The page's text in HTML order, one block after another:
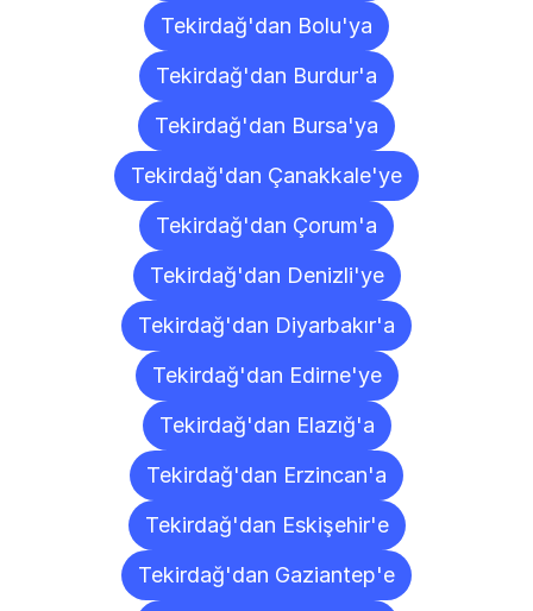
Tekirdağ'dan Bolu'ya
Tekirdağ'dan Burdur'a
Tekirdağ'dan Bursa'ya
Tekirdağ'dan Çanakkale'ye
Tekirdağ'dan Çorum'a
Tekirdağ'dan Denizli'ye
Tekirdağ'dan Diyarbakır'a
Tekirdağ'dan Edirne'ye
Tekirdağ'dan Elazığ'a
Tekirdağ'dan Erzincan'a
Tekirdağ'dan Eskişehir'e
Tekirdağ'dan Gaziantep'e